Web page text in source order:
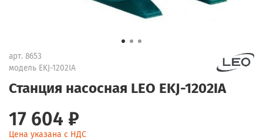
арт. 8653
модель EKJ-1202IA
Станция насосная LEO EKJ-1202IA
17 604 ₽
Цена указана с НДС